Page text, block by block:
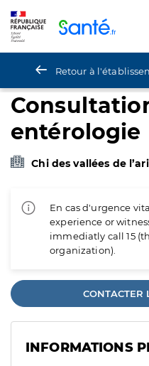
Retour à
entérologie
Chi des vallées de
En cas d'urgence
experience or
immediatly call 15
organization).
CONTACTER
INFORMATIONS